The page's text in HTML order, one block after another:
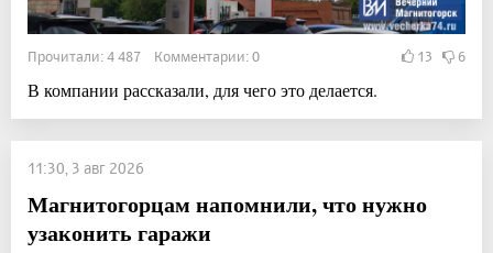
Прочитали: 4 487 Комментарии: 0 13 6
В компании рассказали, для чего это делается.
11:30, 3 авг 2026
Магнитогорцам напомнили, что нужно
узаконить гаражи